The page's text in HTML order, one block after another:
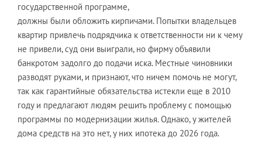
государственной программе,
должны были обложить кирпичами. Попытки владельцев
квартир привлечь подрядчика к ответственности ни к чему
не привели, суд они выиграли, но фирму объявили
банкротом задолго до подачи иска. Местные чиновники
разводят руками, и признают, что ничем помочь не могут,
так как гарантийные обязательства истекли еще в 2010
году и предлагают людям решить проблему с помощью
программы по модернизации жилья. Однако, у жителей
дома средств на это нет, у них ипотека до 2026 года.